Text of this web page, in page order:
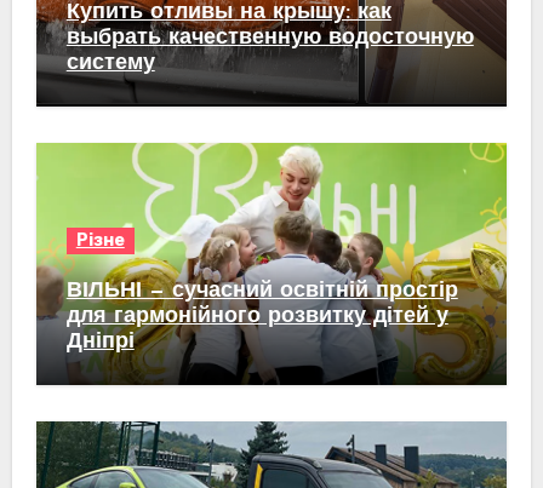
Купить отливы на крышу: как
выбрать качественную водосточную
систему
Різне
ВІЛЬНІ — сучасний освітній простір
для гармонійного розвитку дітей у
Дніпрі